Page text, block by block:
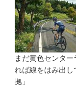
まだ黄色センタ
れば線をはみ出
拠」